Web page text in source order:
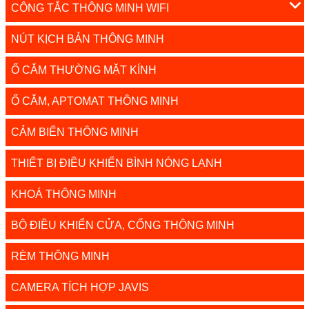
CÔNG TẮC THÔNG MINH WIFI
NÚT KỊCH BẢN THÔNG MINH
Ổ CẮM THƯỜNG MẶT KÍNH
Ổ CẮM, APTOMAT THÔNG MINH
CẢM BIẾN THÔNG MINH
THIẾT BỊ ĐIỀU KHIỂN BÌNH NÓNG LẠNH
KHOÁ THÔNG MINH
BỘ ĐIỀU KHIỂN CỬA, CỔNG THÔNG MINH
RÈM THÔNG MINH
CAMERA TÍCH HỢP JAVIS